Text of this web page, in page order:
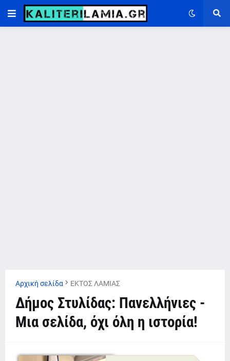
Αρχική σελίδα ΕΚΤΟΣ ΛΑΜΙΑΣ
Δήμος Στυλίδας: Πανελλήνιες -
Μια σελίδα, όχι όλη η ιστορία!